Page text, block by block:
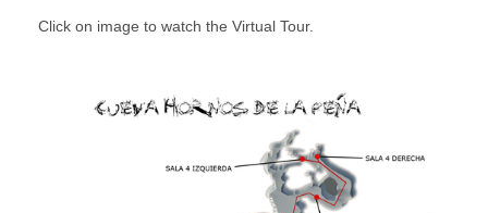
Click on image to watch the Virtual Tour.